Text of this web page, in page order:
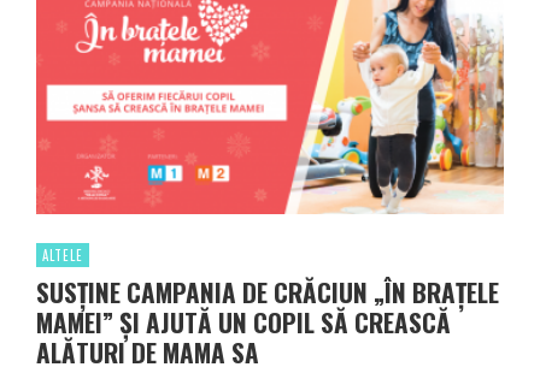
ALTELE
SUSŢINE CAMPANIA DE CRĂCIUN „ÎN BRAȚELE
MAMEI” ȘI AJUTĂ UN COPIL SĂ CREASCĂ
ALĂTURI DE MAMA SA